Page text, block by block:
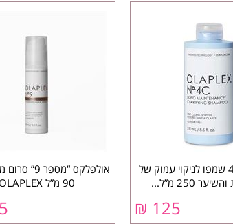
אולפלקס 4C שמפו לניקוי עמוק של
250 מ”ל...
125
₪
אולפלקס “מספר
90 מ”ל OLAPLEX